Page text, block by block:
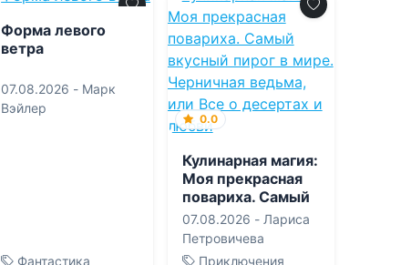
Форма левого
ветра
07.08.2026 - Марк
Вэйлер
Фантастика
0.0
Кулинарная магия:
Моя прекрасная
повариха. Самый
вкусный пирог в
мире. Черничная
ведьма, или Все о
07.08.2026 - Лариса
Петровичева
Приключения